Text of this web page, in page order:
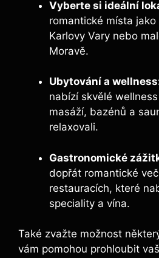
Vyberte si ideální
romantické místa jako
Karlovy Vary nebo
Moravě.
Ubytování a
nabízí skvělé
masáží, bazénů a
relaxovali.
Gastronomické
dopřát romantické
restauracích, které
speciality a vína.
Také zvažte možnost
vám pomohou prohloubit